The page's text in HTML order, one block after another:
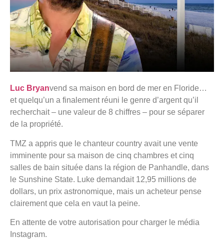
Luc Bryanvend sa maison en bord de mer en Floride…
et quelqu’un a finalement réuni le genre d’argent qu’il
recherchait – une valeur de 8 chiffres – pour se séparer
de la propriété.
TMZ a appris que le chanteur country avait une vente
imminente pour sa maison de cinq chambres et cinq
salles de bain située dans la région de Panhandle, dans
le Sunshine State. Luke demandait 12,95 millions de
dollars, un prix astronomique, mais un acheteur pense
clairement que cela en vaut la peine.
En attente de votre autorisation pour charger le média
Instagram.